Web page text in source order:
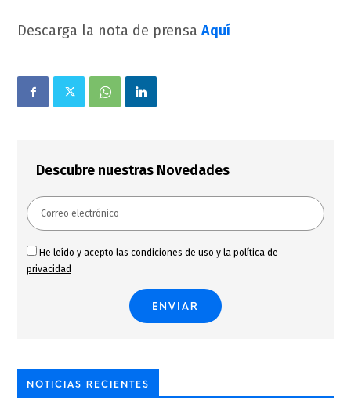
Descarga la nota de prensa Aquí
Descubre nuestras Novedades
He leído y acepto las condiciones de uso y la política de
privacidad
NOTICIAS RECIENTES